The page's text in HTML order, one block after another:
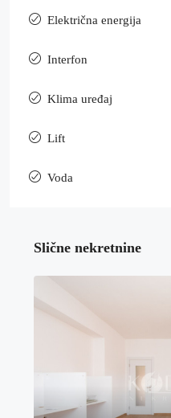
Električna energija
Interfon
Klima uređaj
Lift
Voda
Slične nekretnine